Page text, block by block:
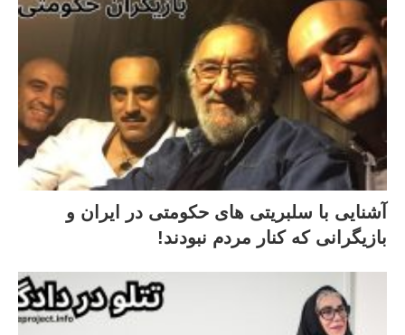
آشنایی با سلبریتی های حکومتی در ایران و
بازیگرانی که کنار مردم نبودند!